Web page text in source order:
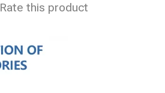
Rate this product